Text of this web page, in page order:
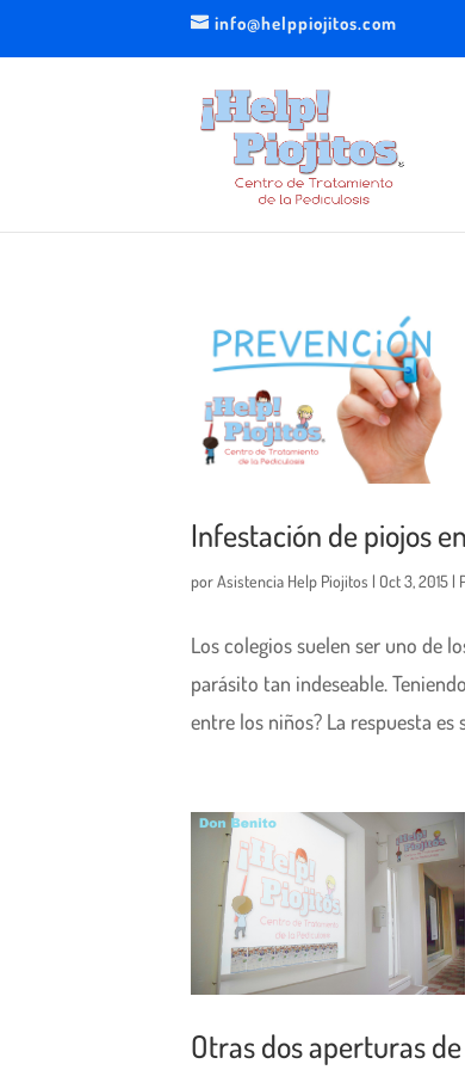
info@helppiojitos.com
Infestación de piojos
porAsistencia Help Piojitos | Oct 3, 2015 |
Los colegios suelen ser uno de
parásito tan indeseable.
entre los niños? La respuesta es
Otras dos aperturas